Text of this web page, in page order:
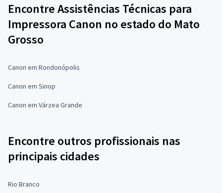
Encontre Assistências Técnicas para
Impressora Canon no estado do Mato
Grosso
Canon em Rondonópolis
Canon em Sinop
Canon em Várzea Grande
Encontre outros profissionais nas
principais cidades
Rio Branco